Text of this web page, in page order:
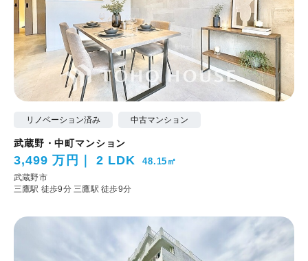
リノベーション済み 中古マンション
武蔵野・中町マンション
3,499 万円 2 LDK 48.15㎡
武蔵野市
三鷹駅 徒歩9分三鷹駅 徒歩9分